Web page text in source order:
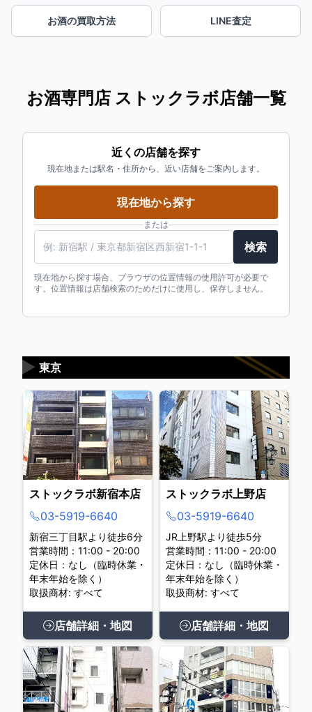
お酒の買取方法 LINE査定
お酒専門店 ストックラボ店舗一覧
近くの店舗を探す
現在地または駅名・住所から、近い店舗をご案内します。
現在地から探す
または
検索
現在地から探す場合、ブラウザの位置情報の使用許可が必要で
す。位置情報は店舗検索のためだけに使用し、保存しません。
東京
▶
ストックラボ新宿本店
03-5919-6640
新宿三丁目駅より徒歩6分
営業時間：11:00 - 20:00
定休日：なし（臨時休業・
年末年始を除く）
取扱商材: すべて
店舗詳細・地図
ストックラボ上野店
03-5919-6640
JR上野駅より徒歩5分
営業時間：11:00 - 20:00
定休日：なし（臨時休業・
年末年始を除く）
取扱商材: すべて
店舗詳細・地図